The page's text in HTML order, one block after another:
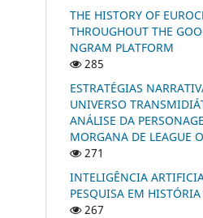
THE HISTORY OF
THROUGHOUT THE
NGRAM PLATFORM
285
ESTRATÉGIAS
UNIVERSO
ANÁLISE DA
MORGANA DE LEAGUE
271
INTELIGÊNCIA
PESQUISA EM
267